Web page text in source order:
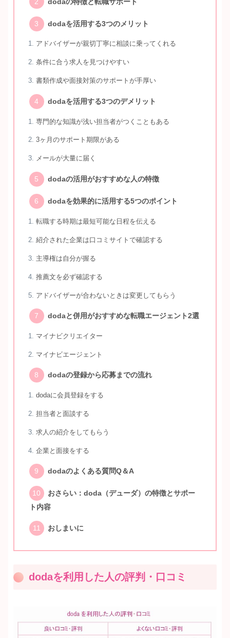
dodaを活用する3つのメリット
アドバイザーが親切丁寧に相談に乗ってくれる
条件に合う求人を見つけやすい
書類作成や面接対策のサポートが手厚い
dodaを活用する3つのデメリット
専門的な知識が浅い担当者がつくこともある
3ヶ月のサポート期限がある
メールが大量に届く
dodaの活用がおすすめな人の特徴
dodaを効果的に活用する5つのポイント
転職する時期は最短可能な日程を伝える
紹介された企業は口コミサイトで確認する
主導権は自分が握る
推薦文を必ず確認する
アドバイザーが合わないときは変更してもらう
dodaと併用がおすすめな転職エージェント2選
マイナビクリエイター
マイナビエージェント
dodaの登録から応募までの流れ
dodaに会員登録をする
担当者と面談する
求人の紹介をしてもらう
企業と面接をする
dodaのよくある質問Q＆A
おさらい：doda（デューダ）の特徴とサポー
ト内容
おしまいに
dodaを利用した人の評判・口コミ